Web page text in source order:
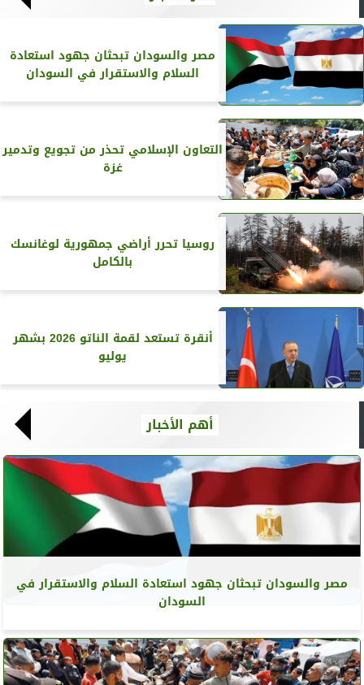
مصر والسودان تبحثان جهود استعادة
السلام والاستقرار في السودان
التعاون الإسلامي تحذر من تجويع وتدمير
غزة
روسيا تحرر أراضي جمهورية لوغانسك
بالكامل
أنقرة تستعد لقمة الناتو 2026 بشهر
يوليو
أهم الأخبار
مصر والسودان تبحثان جهود استعادة السلام والاستقرار في
السودان